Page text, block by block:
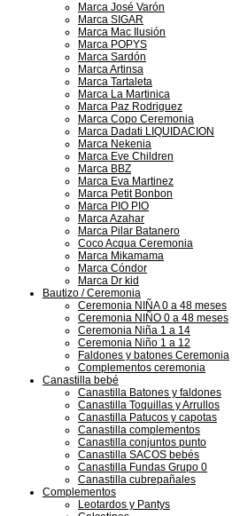
Marca José Varón
Marca SIGAR
Marca Mac Ilusión
Marca POPYS
Marca Sardón
Marca Artinsa
Marca Tartaleta
Marca La Martinica
Marca Paz Rodriguez
Marca Copo Ceremonia
Marca Dadati LIQUIDACION
Marca Nekenia
Marca Eve Children
Marca BBZ
Marca Eva Martinez
Marca Petit Bonbon
Marca PIO PIO
Marca Azahar
Marca Pilar Batanero
Coco Acqua Ceremonia
Marca Mikamama
Marca Cóndor
Marca Dr kid
Bautizo / Ceremonia
Ceremonia NIÑA 0 a 48 meses
Ceremonia NIÑO 0 a 48 meses
Ceremonia Niña 1 a 14
Ceremonia Niño 1 a 12
Faldones y batones Ceremonia
Complementos ceremonia
Canastilla bebé
Canastilla Batones y faldones
Canastilla Toquillas y Arrullos
Canastilla Patucos y capotas
Canastilla complementos
Canastilla conjuntos punto
Canastilla SACOS bebés
Canastilla Fundas Grupo 0
Canastilla cubrepañales
Complementos
Leotardos y Pantys